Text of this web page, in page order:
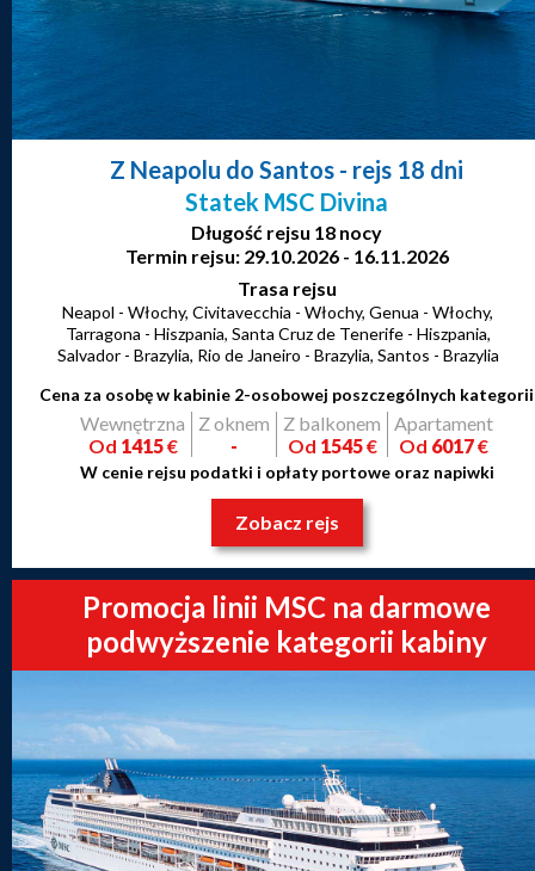
Z Neapolu do Santos - rejs 18 dni
Statek MSC Divina
Długość rejsu 18 nocy
Termin rejsu: 29.10.2026 - 16.11.2026
Trasa rejsu
Neapol - Włochy, Civitavecchia - Włochy, Genua - Włochy,
Tarragona - Hiszpania, Santa Cruz de Tenerife - Hiszpania,
Salvador - Brazylia, Rio de Janeiro - Brazylia, Santos - Brazylia
Cena za osobę w kabinie 2-osobowej poszczególnych kategorii
Wewnętrzna
Od 1415€
Z oknem
-
Z balkonem
Od 1545€
Apartament
Od 6017€
W cenie rejsu podatki i opłaty portowe oraz napiwki
Zobacz rejs
Promocja linii MSC na darmowe
podwyższenie kategorii kabiny